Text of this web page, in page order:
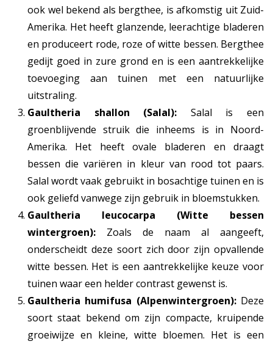
ook wel bekend als bergthee, is afkomstig uit Zuid-
Amerika. Het heeft glanzende, leerachtige bladeren
en produceert rode, roze of witte bessen. Bergthee
gedijt goed in zure grond en is een aantrekkelijke
toevoeging aan tuinen met een natuurlijke
uitstraling.
Gaultheria shallon (Salal): Salal is een
groenblijvende struik die inheems is in Noord-
Amerika. Het heeft ovale bladeren en draagt
bessen die variëren in kleur van rood tot paars.
Salal wordt vaak gebruikt in bosachtige tuinen en is
ook geliefd vanwege zijn gebruik in bloemstukken.
Gaultheria leucocarpa (Witte bessen
wintergroen): Zoals de naam al aangeeft,
onderscheidt deze soort zich door zijn opvallende
witte bessen. Het is een aantrekkelijke keuze voor
tuinen waar een helder contrast gewenst is.
Gaultheria humifusa (Alpenwintergroen):Deze
soort staat bekend om zijn compacte, kruipende
groeiwijze en kleine, witte bloemen. Het is een